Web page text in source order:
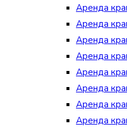
Аренда
Аренда
Аренда
Аренда
Аренда
Аренда
Аренда
Аренда